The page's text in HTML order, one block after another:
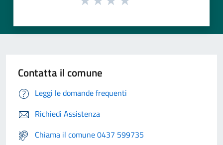
Contatta il comune
Leggi le domande frequenti
Richiedi Assistenza
Chiama il comune 0437 599735